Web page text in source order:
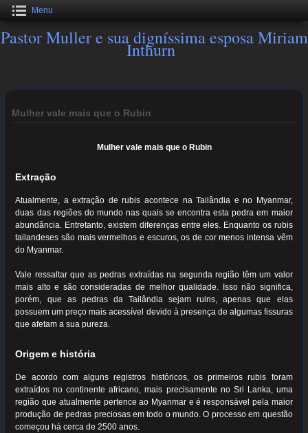
Menu
Pastor Muller e sua digníssima esposa Miriam
Inthurn
Mulher vale mais que o Rubin
Mulher vale mais que o Rubin
Extração
Atualmente, a extração de rubis acontece na Tailândia e no Myanmar,
duas das regiões do mundo nas quais se encontra esta pedra em maior
abundância. Entretanto, existem diferenças entre eles. Enquanto os rubis
tailandeses são mais vermelhos e escuros, os de cor menos intensa vêm
do Myanmar.
Vale ressaltar que as pedras extraídas na segunda região têm um valor
mais alto e são consideradas de melhor qualidade. Isso não significa,
porém, que as pedras da Tailândia sejam ruins, apenas que elas
possuem um preço mais acessível devido à presença de algumas fissuras
que afetam a sua pureza.
Origem e história
De acordo com alguns registros históricos, os primeiros rubis foram
extraídos no continente africano, mais precisamente no Sri Lanka, uma
região que atualmente pertence ao Myanmar e é responsável pela maior
produção de pedras preciosas em todo o mundo. O processo em questão
começou há cerca de 2500 anos.